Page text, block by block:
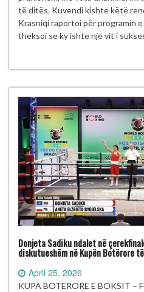
të ditës. Kuvendi kishte këtë
Krasniqi raportoi për programin
theksoi se ky ishte një vit i
Donjeta Sadiku ndalet në
diskutueshëm në Kupën Botërore
April 25, 2026
KUPA BOTËRORE E BOKSIT –